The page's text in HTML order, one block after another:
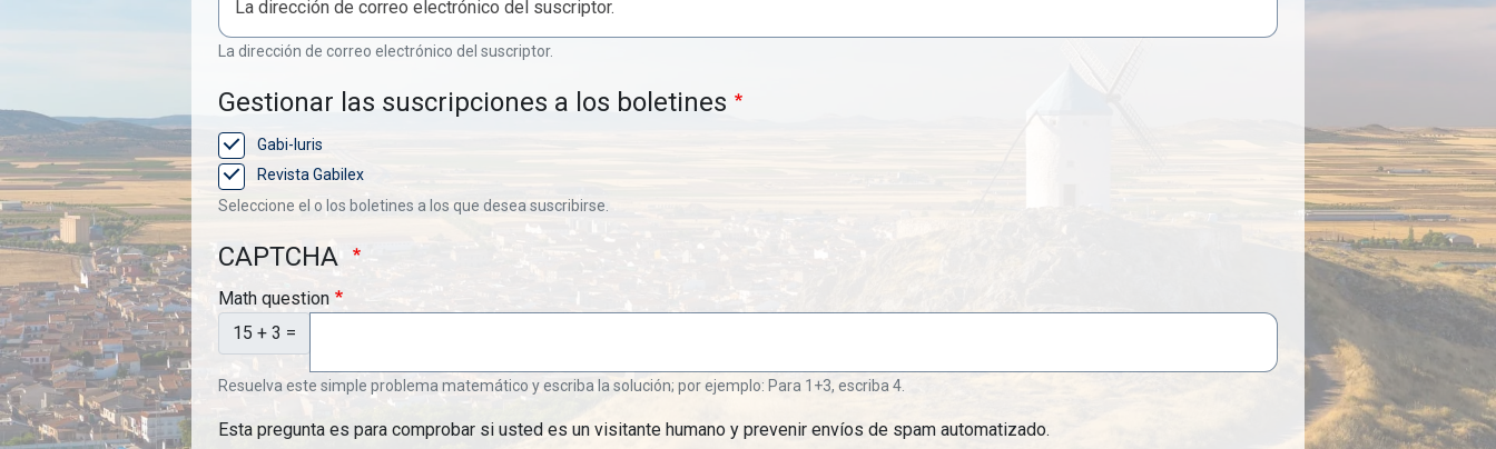
La dirección de correo electrónico del suscriptor.
Gestionar las suscripciones a los boletines
Gabi-Iuris
Revista Gabilex
Seleccione el o los boletines a los que desea suscribirse.
CAPTCHA
Math question
15 + 3 =
Resuelva este simple problema matemático y escriba la solución; por ejemplo: Para 1+3, escriba 4.
Esta pregunta es para comprobar si usted es un visitante humano y prevenir envíos de spam automatizado.